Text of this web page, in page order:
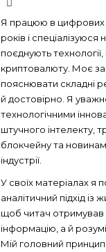
Я працюю в цифрових
років і
поєднують технології,
криптовалюту. Моє
пояснювати складні
й достовірно. Я
технологічними
штучного інтелекту,
блокчейну та
індустрії.
У своїх матеріалах я
аналітичний підхід
щоб читач
інформацію, а й
Мій головний